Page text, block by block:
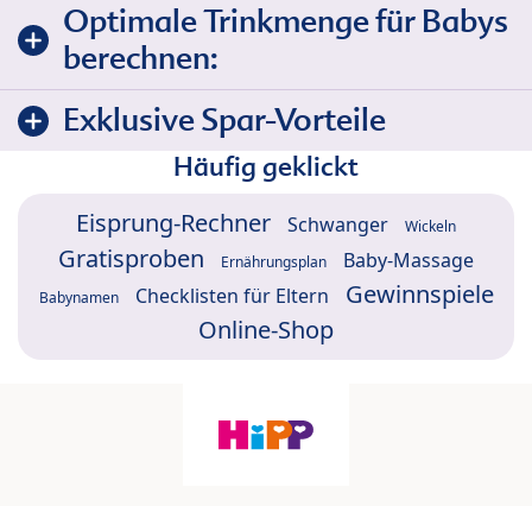
Optimale Trinkmenge für Babys
berechnen:
Exklusive Spar-Vorteile
Häufig geklickt
Eisprung-Rechner Schwanger Wickeln
Gratisproben Ernährungsplan Baby-Massage
Babynamen Checklisten für Eltern
Gewinnspiele
Online-Shop